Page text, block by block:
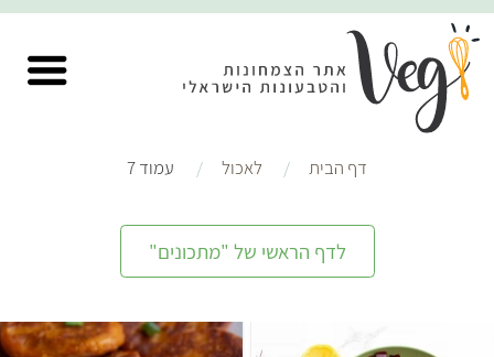
דף הבית לאכול עמוד 7
לדף הראשי של "מתכונים"